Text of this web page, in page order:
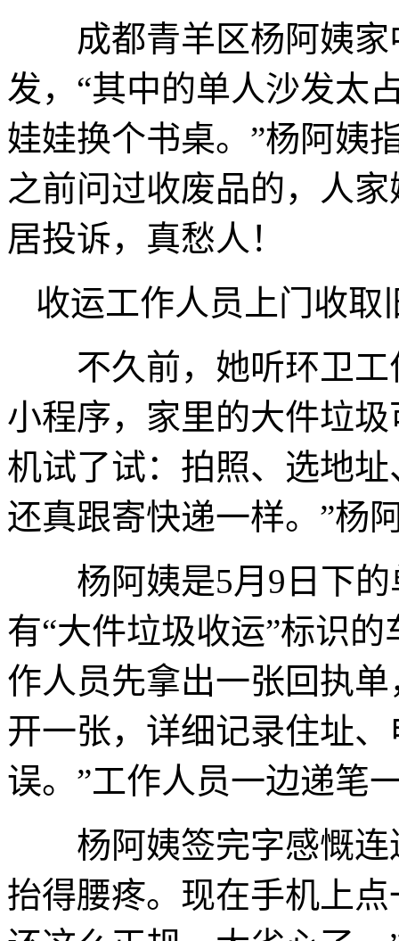
成都青羊区杨阿姨家
发，“其中的单人沙发太
娃娃换个书桌。”杨阿姨
之前问过收废品的，人
居投诉，真愁人！
收运工作人员上门收
不久前，她听环卫工
小程序，家里的大件垃
机试了试：拍照、选地
还真跟寄快递一样。”杨
杨阿姨是5月9日下的
有“大件垃圾收运”标识
作人员先拿出一张回执
开一张，详细记录住址
误。”工作人员一边递笔
杨阿姨签完字感慨连
抬得腰疼。现在手机上